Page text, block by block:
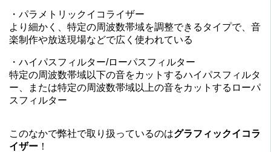
・パラメトリックイコライザー
より細かく、特定の周波数帯域を調整できるタイプで、音
楽制作や放送現場などで広く使われている
・ハイパスフィルター/ローパスフィルター
特定の周波数帯域以下の音をカットするハイパスフィルタ
ー、または特定の周波数帯域以上の音をカットするローパ
スフィルター
このなかで弊社で取り扱っているのはグラフィックイコラ
イザー ！